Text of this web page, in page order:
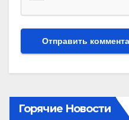
Горячие Новости